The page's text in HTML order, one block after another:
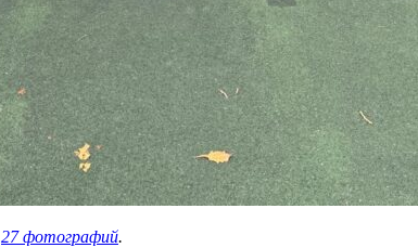
27 фотографий.